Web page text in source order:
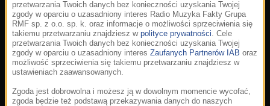
przetwarzania Twoich danych bez konieczności uzyskania Twojej
zgody w oparciu o uzasadniony interes Radio Muzyka Fakty Grupa
RMF sp. z o.o. sp. k. oraz informacje o możliwości sprzeciwienia się
takiemu przetwarzaniu znajdziesz w polityce prywatności. Cele
przetwarzania Twoich danych bez konieczności uzyskania Twojej
zgody w oparciu o uzasadniony interes Zaufanych Partnerów IAB oraz
możliwość sprzeciwienia się takiemu przetwarzaniu znajdziesz w
ustawieniach zaawansowanych.
Zgoda jest dobrowolna i możesz ją w dowolnym momencie wycofać,
zgoda będzie też podstawą przekazywania danych do naszych